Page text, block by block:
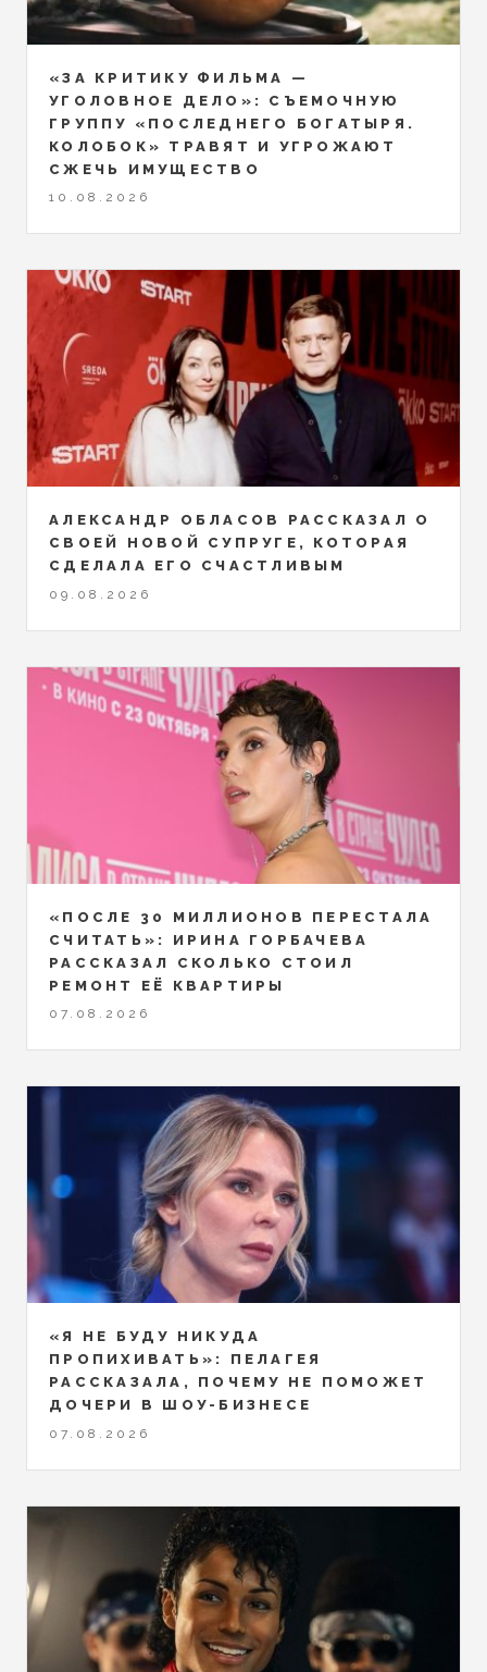
«ЗА КРИТИКУ ФИЛЬМА —
УГОЛОВНОЕ ДЕЛО»: СЪЕМОЧНУЮ
ГРУППУ «ПОСЛЕДНЕГО БОГАТЫРЯ.
КОЛОБОК» ТРАВЯТ И УГРОЖАЮТ
СЖЕЧЬ ИМУЩЕСТВО
10.08.2026
АЛЕКСАНДР ОБЛАСОВ РАССКАЗАЛ О
СВОЕЙ НОВОЙ СУПРУГЕ, КОТОРАЯ
СДЕЛАЛА ЕГО СЧАСТЛИВЫМ
09.08.2026
«ПОСЛЕ 30 МИЛЛИОНОВ ПЕРЕСТАЛА
СЧИТАТЬ»: ИРИНА ГОРБАЧЕВА
РАССКАЗАЛ СКОЛЬКО СТОИЛ
РЕМОНТ ЕЁ КВАРТИРЫ
07.08.2026
«Я НЕ БУДУ НИКУДА
ПРОПИХИВАТЬ»: ПЕЛАГЕЯ
РАССКАЗАЛА, ПОЧЕМУ НЕ ПОМОЖЕТ
ДОЧЕРИ В ШОУ-БИЗНЕСЕ
07.08.2026